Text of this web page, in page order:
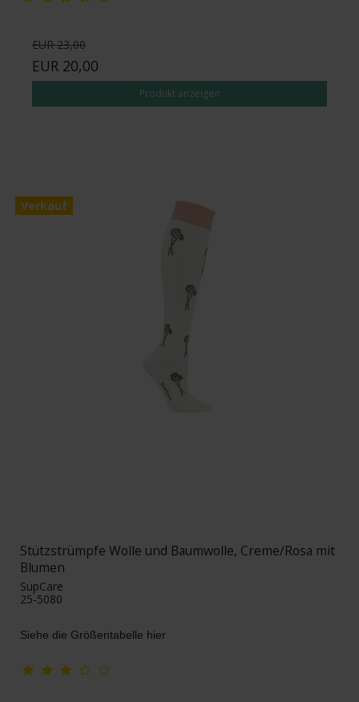
EUR 23,00
EUR 20,00
Produkt anzeigen
Verkauf
Stützstrümpfe Wolle und Baumwolle, Creme/Rosa mit
Blumen
SupCare
25-5080
Siehe die Größentabelle hier